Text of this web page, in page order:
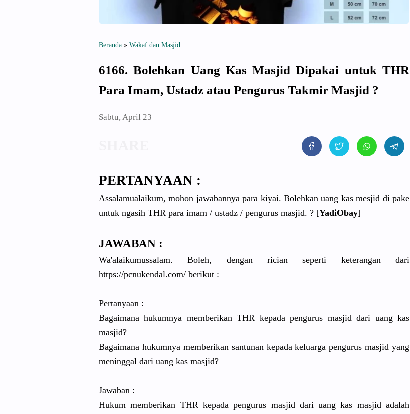
Beranda » Wakaf dan Masjid
6166. Bolehkan Uang Kas Masjid Dipakai untuk THR
Para Imam, Ustadz atau Pengurus Takmir Masjid ?
Sabtu, April 23
PERTANYAAN :
Assalamualaikum, mohon jawabannya para kiyai. Bolehkan uang kas mesjid di pake
untuk ngasih THR para imam / ustadz / pengurus masjid. ? [YadiObay]
JAWABAN :
Wa'alaikumussalam. Boleh, dengan rician seperti keterangan dari
https://pcnukendal.com/ berikut :
Pertanyaan :
Bagaimana hukumnya memberikan THR kepada pengurus masjid dari uang kas
masjid?
Bagaimana hukumnya memberikan santunan kepada keluarga pengurus masjid yang
meninggal dari uang kas masjid?
Jawaban :
Hukum memberikan THR kepada pengurus masjid dari uang kas masjid adalah